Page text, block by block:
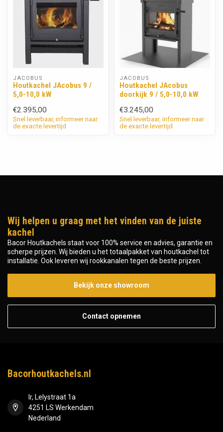
JACOBUS
Houtkachel JAcobus 9 /
5,0-10,0 kW
€2.395,00
Snel leverbaar, informeer naar
de exacte levertijd
JACOBUS
Houtkachel JAcobus
doorkijk 9 / 5,0-10,0 kW
€3.245,00
Snel leverbaar, informeer naar
de exacte levertijd
Wij helpen u graag met het vinden van de juiste
kachel
Bacor Houtkachels staat voor 100% service en advies, garantie en
scherpe prijzen. Wij bieden u het totaalpakket van houtkachel tot
installatie. Ook leveren wij rookkanalen tegen de beste prijzen.
Bekijk onze showroom
Contact opnemen
Bacorhoutkachels.nl
Ir, Lelystraat 1a
4251 LS Werkendam
Nederland